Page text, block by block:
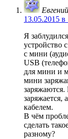
13.05.2015 в
Я
устройство
с мини
USB
для мини и
мини
заряжается,
кабелем.
В чём
сделать
разному?